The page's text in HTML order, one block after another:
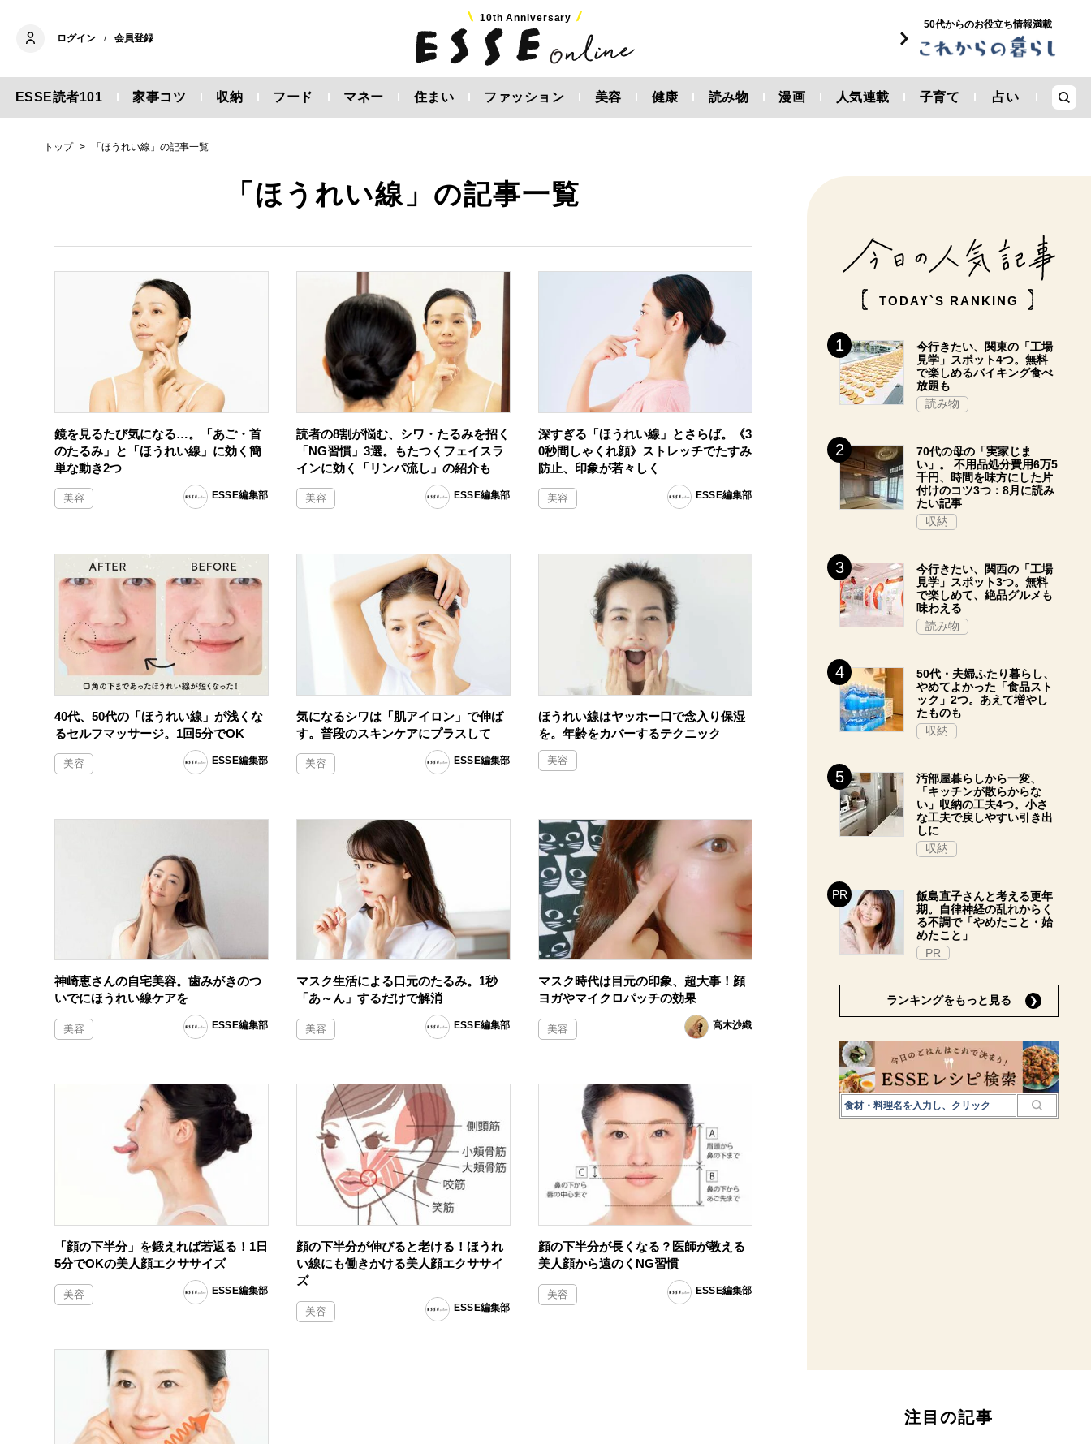
ログイン / 会員登録
10th Anniversary
50代からのお役立ち情報満載
ESSE読者101 家事コツ 収納 フード マネー 住まい ファッション 美容 健康 読み物 漫画 人気連載 子育て 占い
トップ 「ほうれい線」の記事一覧
「ほうれい線」の記事一覧
鏡を見るたび気になる…。「あご・首
のたるみ」と「ほうれい線」に効く簡
単な動き2つ
美容 ESSE編集部
読者の8割が悩む、シワ・たるみを招く
「NG習慣」3選。もたつくフェイスラ
インに効く「リンパ流し」の紹介も
美容 ESSE編集部
深すぎる「ほうれい線」とさらば。《3
0秒間しゃくれ顔》ストレッチでたすみ
防止、印象が若々しく
美容 ESSE編集部
40代、50代の「ほうれい線」が浅くな
るセルフマッサージ。1回5分でOK
美容 ESSE編集部
気になるシワは「肌アイロン」で伸ば
す。普段のスキンケアにプラスして
美容 ESSE編集部
ほうれい線はヤッホー口で念入り保湿
を。年齢をカバーするテクニック
美容
神崎恵さんの自宅美容。歯みがきのつ
いでにほうれい線ケアを
美容 ESSE編集部
マスク生活による口元のたるみ。1秒
「あ～ん」するだけで解消
美容 ESSE編集部
マスク時代は目元の印象、超大事！顔
ヨガやマイクロパッチの効果
美容 高木沙織
「顔の下半分」を鍛えれば若返る！1日
5分でOKの美人顔エクササイズ
美容 ESSE編集部
顔の下半分が伸びると老ける！ほうれ
い線にも働きかける美人顔エクササイ
ズ
美容 ESSE編集部
顔の下半分が長くなる？医師が教える
美人顔から遠のくNG習慣
美容 ESSE編集部
TODAY`S RANKING
今行きたい、関東の「工場
見学」スポット4つ。無料
で楽しめるバイキング食べ
放題も
読み物
70代の母の「実家じま
い」。 不用品処分費用6万5
千円、時間を味方にした片
付けのコツ3つ：8月に読み
たい記事
収納
今行きたい、関西の「工場
見学」スポット3つ。無料
で楽しめて、絶品グルメも
味わえる
読み物
50代・夫婦ふたり暮らし、
やめてよかった「食品スト
ック」2つ。あえて増やし
たものも
収納
汚部屋暮らしから一変、
「キッチンが散らからな
い」収納の工夫4つ。小さ
な工夫で戻しやすい引き出
しに
収納
飯島直子さんと考える更年
期。自律神経の乱れからく
る不調で「やめたこと・始
めたこと」
PR
ランキングをもっと見る
注目の記事